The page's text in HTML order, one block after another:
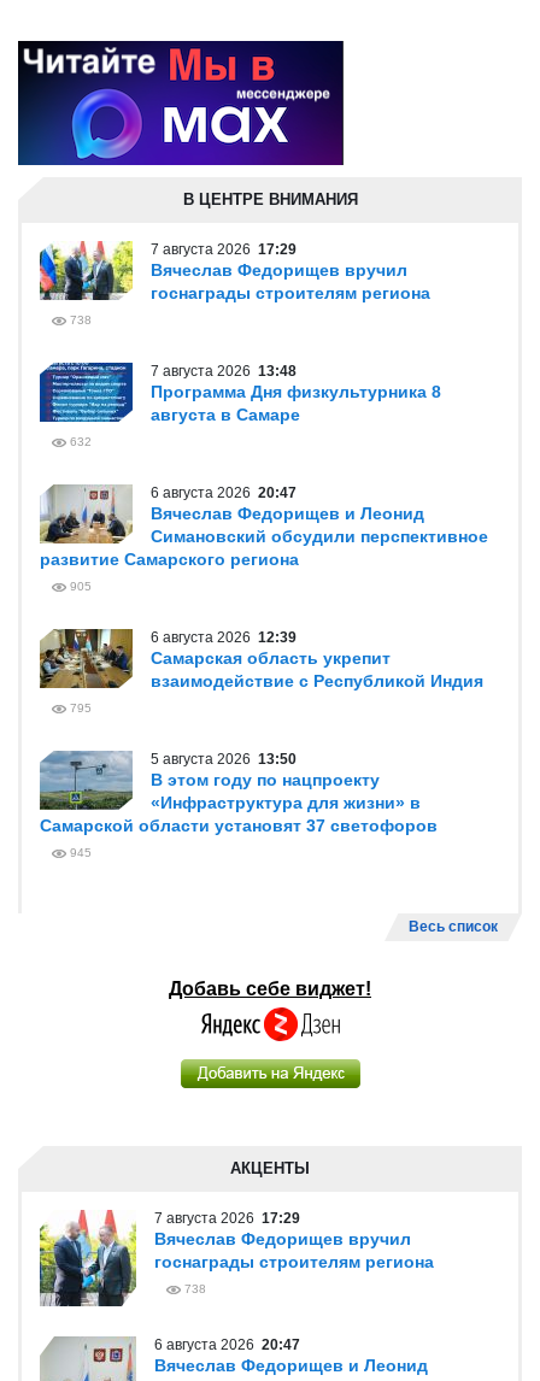
В ЦЕНТРЕ ВНИМАНИЯ
7 августа 2026 17:29
Вячеслав Федорищев вручил
госнаграды строителям региона
738
7 августа 2026 13:48
Программа Дня физкультурника 8
августа в Самаре
632
6 августа 2026 20:47
Вячеслав Федорищев и Леонид
Симановский обсудили перспективное
развитие Самарского региона
905
6 августа 2026 12:39
Самарская область укрепит
взаимодействие с Республикой Индия
795
5 августа 2026 13:50
В этом году по нацпроекту
«Инфраструктура для жизни» в
Самарской области установят 37 светофоров
945
Весь список
Добавь себе виджет!
АКЦЕНТЫ
7 августа 2026 17:29
Вячеслав Федорищев вручил
госнаграды строителям региона
738
6 августа 2026 20:47
Вячеслав Федорищев и Леонид